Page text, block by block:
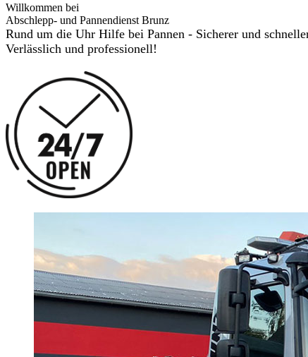
Willkommen bei
Abschlepp- und Pannendienst Brunz
Rund um die Uhr Hilfe bei Pannen - Sicherer und
Verlässlich und professionell!